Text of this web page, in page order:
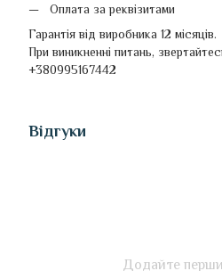
Оплата за реквізитами
Гарантія від виробника 12 місяців.
При виникненні питань,
+380995167442
Відгуки
Додайте